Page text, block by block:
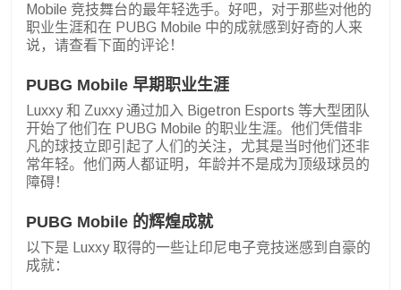
Mobile 竞技舞台的最年轻选手。好吧，对于那些对他的
职业生涯和在 PUBG Mobile 中的成就感到好奇的人来
说，请查看下面的评论！
PUBG Mobile 早期职业生涯
Luxxy 和 Zuxxy 通过加入 Bigetron Esports 等大型团队
开始了他们在 PUBG Mobile 的职业生涯。他们凭借非
凡的球技立即引起了人们的关注，尤其是当时他们还非
常年轻。他们两人都证明，年龄并不是成为顶级球员的
障碍！
PUBG Mobile 的辉煌成就
以下是 Luxxy 取得的一些让印尼电子竞技迷感到自豪的
成就：